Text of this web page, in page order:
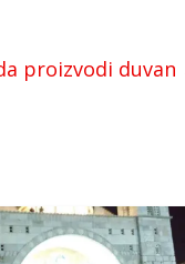
proizvodi duvan